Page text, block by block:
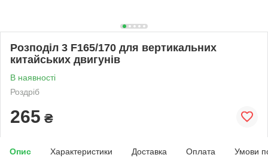
Розподіл 3 F165/170 для вертикальних
китайських двигунів
В наявності
Роздріб
265 ₴
Опис Характеристики Доставка Оплата Умови